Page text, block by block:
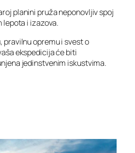
planini pruža neponovljiv spoj
i izazova.
pravilnu opremu i svest o
ekspedicija će biti
jedinstvenim iskustvima.